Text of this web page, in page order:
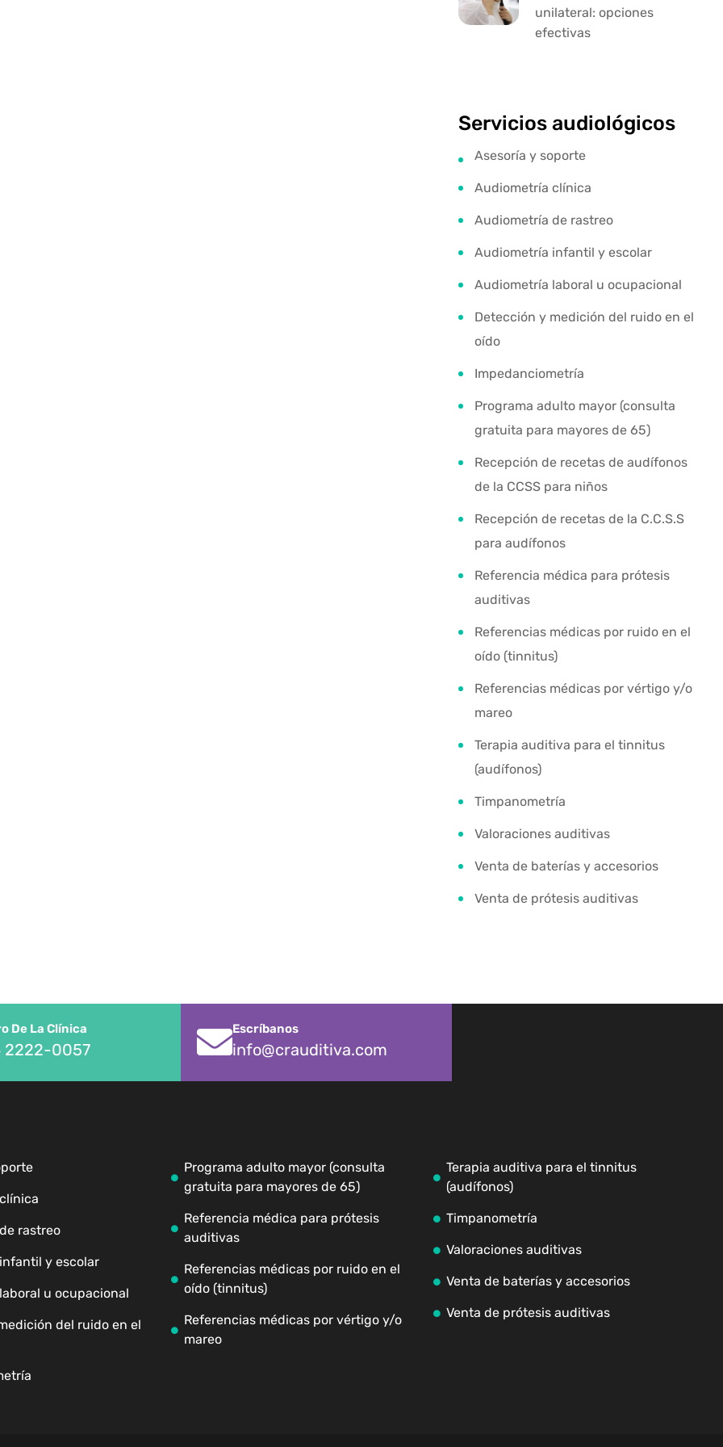
unilateral: opciones
efectivas
Servicios audiológicos
Asesoría y soporte
Audiometría clínica
Audiometría de rastreo
Audiometría infantil y escolar
Audiometría laboral u ocupacional
Detección y medición del ruido en el
oído
Impedanciometría
Programa adulto mayor (consulta
gratuita para mayores de 65)
Recepción de recetas de audífonos
de la CCSS para niños
Recepción de recetas de la C.C.S.S
para audífonos
Referencia médica para prótesis
auditivas
Referencias médicas por ruido en el
oído (tinnitus)
Referencias médicas por vértigo y/o
mareo
Terapia auditiva para el tinnitus
(audífonos)
Timpanometría
Valoraciones auditivas
Venta de baterías y accesorios
Venta de prótesis auditivas
De La Clínica
2222-0057
Escríbanos
info@crauditiva.com
rastreo
y escolar
u ocupacional
del ruido en el
Programa adulto mayor (consulta
gratuita para mayores de 65)
Referencia médica para prótesis
auditivas
Referencias médicas por ruido en el
oído (tinnitus)
Referencias médicas por vértigo y/o
mareo
Terapia auditiva para el tinnitus
(audífonos)
Timpanometría
Valoraciones auditivas
Venta de baterías y accesorios
Venta de prótesis auditivas